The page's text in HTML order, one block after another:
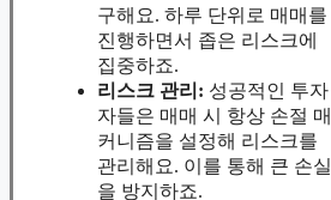
구해요. 하루 단위로 매매를
진행하면서 좁은 리스크에
집중하죠.
리스크 관리: 성공적인 투자
자들은 매매 시 항상 손절 매
커니즘을 설정해 리스크를
관리해요. 이를 통해 큰 손실
을 방지하죠.